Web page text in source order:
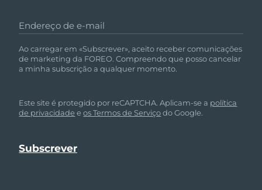
Endereço de e-mail
Ao carregar em «Subscrever», aceito receber comunicações
de marketing da FOREO. Compreendo que posso cancelar
a minha subscrição a qualquer momento.
Este site é protegido por reCAPTCHA. Aplicam-se a política
de privacidade eos Termos de Serviçodo Google.